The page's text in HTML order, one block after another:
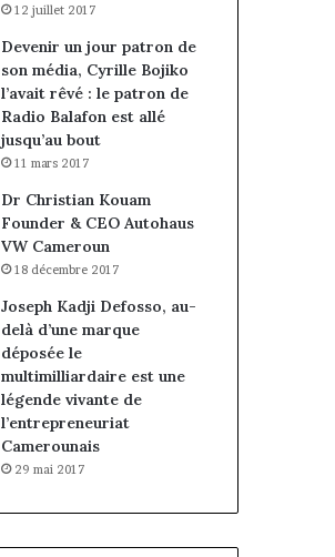
12 juillet 2017
Devenir un jour patron de
son média, Cyrille Bojiko
l’avait rêvé : le patron de
Radio Balafon est allé
jusqu’au bout
11 mars 2017
Dr Christian Kouam
Founder & CEO Autohaus
VW Cameroun
18 décembre 2017
Joseph Kadji Defosso, au-
delà d’une marque
déposée le
multimilliardaire est une
légende vivante de
l’entrepreneuriat
Camerounais
29 mai 2017